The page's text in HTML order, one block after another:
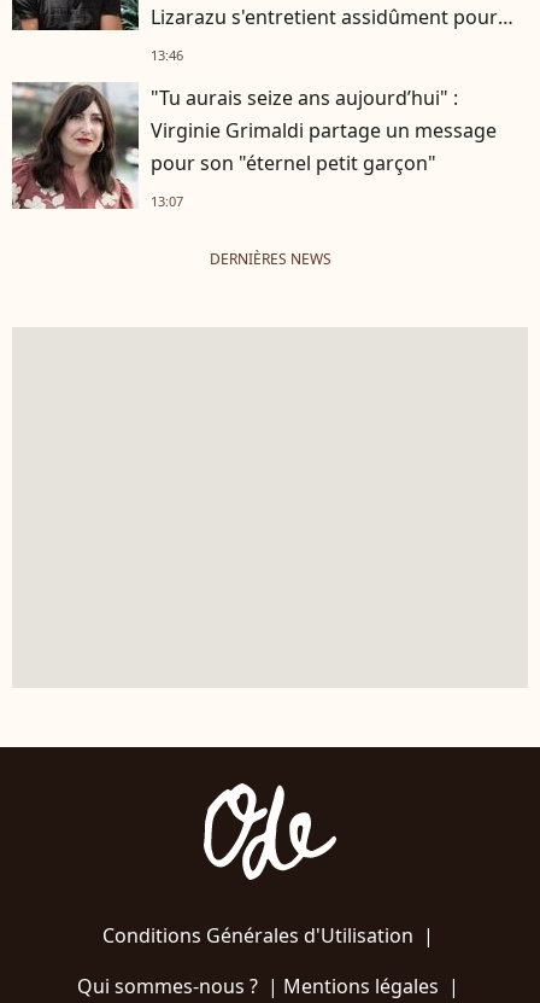
Lizarazu s'entretient assidûment pour
rester musclé à 56 ans ?
13:46
"Tu aurais seize ans aujourd’hui" :
Virginie Grimaldi partage un message
pour son "éternel petit garçon"
13:07
DERNIÈRES NEWS
Conditions Générales d'Utilisation |
Qui sommes-nous ?| Mentions légales |